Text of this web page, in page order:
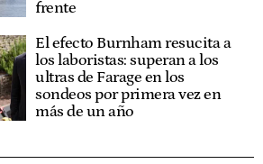
frente
El efecto Burnham resucita a
los laboristas: superan a los
ultras de Farage en los
sondeos por primera vez en
más de un año